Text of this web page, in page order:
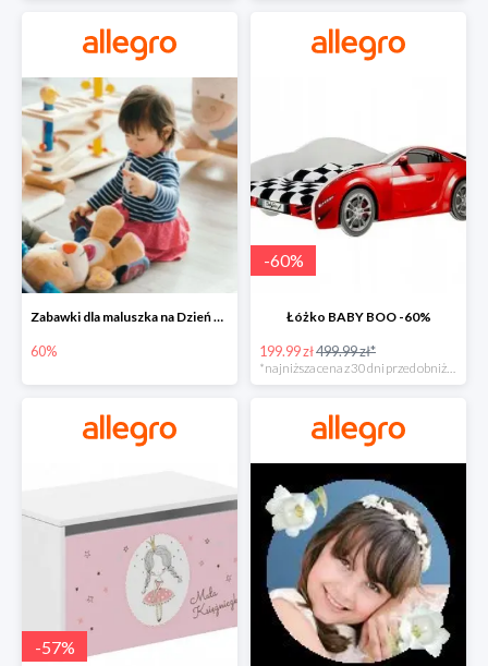
Zabawki dla maluszka na Dzień Dziecka na Allegro do -60%
60%
-60%
Łóżko BABY BOO -60%
199.99 zł499.99 zł*
*najniższa cena z 30 dni przed obniżką
-57%